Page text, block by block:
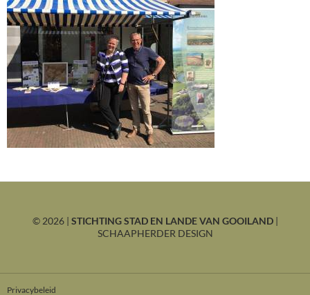
© 2026 | STICHTING STAD EN LANDE VAN GOOILAND|
SCHAAPHERDER DESIGN
Privacybeleid